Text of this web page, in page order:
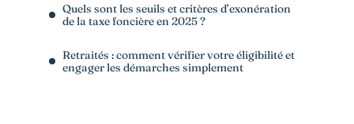
Quels sont les seuils et critères d’exonération
de la taxe foncière en 2025 ?
Retraités : comment vérifier votre éligibilité et
engager les démarches simplement